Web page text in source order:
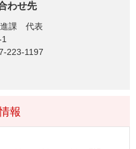
わせ先
課
代表
223-1197
報